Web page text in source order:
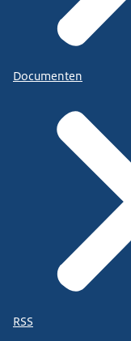
Documenten
RSS